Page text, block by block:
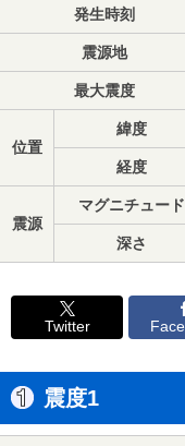
発生時刻
震源地
最大震度
位置
緯度
経度
震源
マグニチュード
深さ
Twitter
震度1